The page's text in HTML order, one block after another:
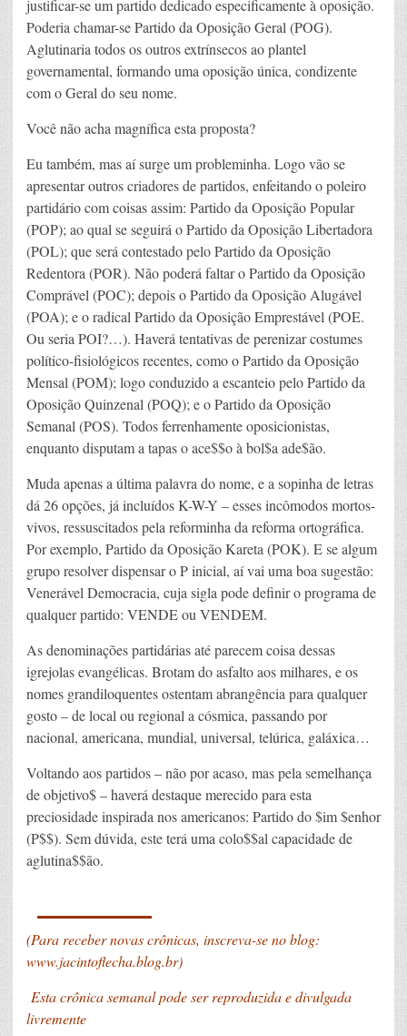
justificar-se um partido dedicado especificamente à oposição.
Poderia chamar-se Partido da Oposição Geral (POG).
Aglutinaria todos os outros extrínsecos ao plantel
governamental, formando uma oposição única, condizente
com o Geral do seu nome.
Você não acha magnífica esta proposta?
Eu também, mas aí surge um probleminha. Logo vão se
apresentar outros criadores de partidos, enfeitando o poleiro
partidário com coisas assim: Partido da Oposição Popular
(POP); ao qual se seguirá o Partido da Oposição Libertadora
(POL); que será contestado pelo Partido da Oposição
Redentora (POR). Não poderá faltar o Partido da Oposição
Comprável (POC); depois o Partido da Oposição Alugável
(POA); e o radical Partido da Oposição Emprestável (POE.
Ou seria POI?…). Haverá tentativas de perenizar costumes
político-fisiológicos recentes, como o Partido da Oposição
Mensal (POM); logo conduzido a escanteio pelo Partido da
Oposição Quinzenal (POQ); e o Partido da Oposição
Semanal (POS). Todos ferrenhamente oposicionistas,
enquanto disputam a tapas o ace$$o à bol$a ade$ão.
Muda apenas a última palavra do nome, e a sopinha de letras
dá 26 opções, já incluídos K-W-Y – esses incômodos mortos-
vivos, ressuscitados pela reforminha da reforma ortográfica.
Por exemplo, Partido da Oposição Kareta (POK). E se algum
grupo resolver dispensar o P inicial, aí vai uma boa sugestão:
Venerável Democracia, cuja sigla pode definir o programa de
qualquer partido: VENDE ou VENDEM.
As denominações partidárias até parecem coisa dessas
igrejolas evangélicas. Brotam do asfalto aos milhares, e os
nomes grandiloquentes ostentam abrangência para qualquer
gosto – de local ou regional a cósmica, passando por
nacional, americana, mundial, universal, telúrica, galáxica…
Voltando aos partidos – não por acaso, mas pela semelhança
de objetivo$ – haverá destaque merecido para esta
preciosidade inspirada nos americanos: Partido do $im $enhor
(P$$). Sem dúvida, este terá uma colo$$al capacidade de
aglutina$$ão.
(Para receber novas crônicas, inscreva-se no blog:
www.jacintoflecha.blog.br)
Esta crônica semanal pode ser reproduzida e divulgada
livremente